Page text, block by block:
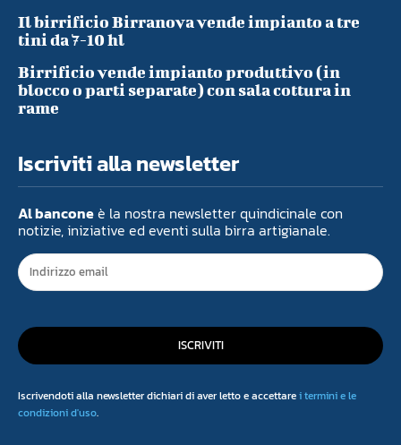
Il birrificio Birranova vende impianto a tre
tini da 7-10 hl
Birrificio vende impianto produttivo (in
blocco o parti separate) con sala cottura in
rame
Iscriviti alla newsletter
Al banconeè la nostra newsletter quindicinale con
notizie, iniziative ed eventi sulla birra artigianale.
ISCRIVITI
Iscrivendoti alla newsletter dichiari di aver letto e accettarei termini e le
condizioni d'uso.